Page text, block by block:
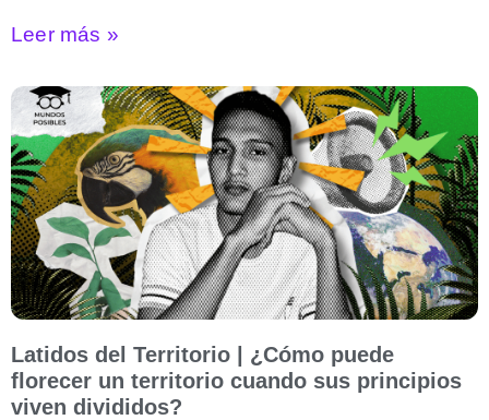
Leer más »
Latidos del Territorio | ¿Cómo puede
florecer un territorio cuando sus principios
viven divididos?